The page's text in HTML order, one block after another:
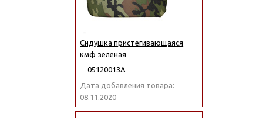
Сидушка пристегивающаяся
кмф зеленая
05120013А
Дата добавления товара:
08.11.2020